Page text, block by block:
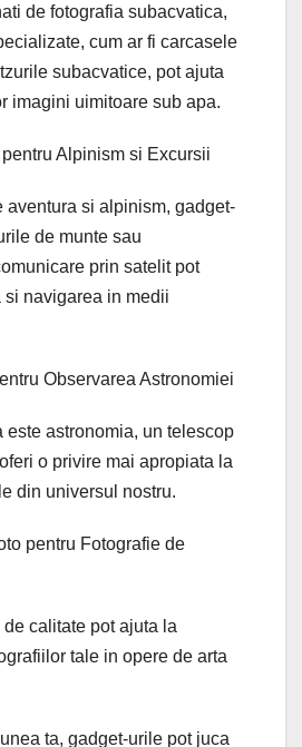
de fotografia subacvatica,
cum ar fi carcasele
subacvatice, pot ajuta
imagini uimitoare sub apa.
Alpinism si Excursii
aventura si alpinism, gadget-
de munte sau
prin satelit pot
navigarea in medii
Observarea Astronomiei
este astronomia, un telescop
o privire mai apropiata la
din universul nostru.
pentru Fotografie de
de calitate pot ajuta la
tale in opere de arta
ta, gadget-urile pot juca